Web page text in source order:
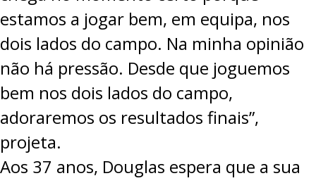
estamos a jogar bem, em equipa, nos
dois lados do campo. Na minha opinião
não há pressão. Desde que joguemos
bem nos dois lados do campo,
adoraremos os resultados finais”,
projeta.
Aos 37 anos, Douglas espera que a sua